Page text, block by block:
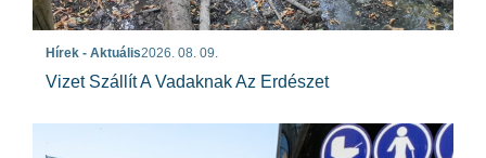
Hírek - Aktuális2026. 08. 09.
Vizet Szállít A Vadaknak Az Erdészet